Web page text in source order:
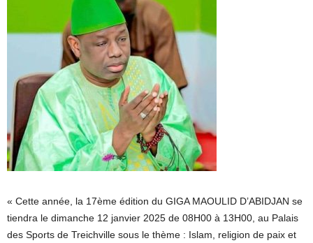
« Cette année, la 17ème édition du GIGA MAOULID D’ABIDJAN se
tiendra le dimanche 12 janvier 2025 de 08H00 à 13H00, au Palais
des Sports de Treichville sous le thème : Islam, religion de paix et